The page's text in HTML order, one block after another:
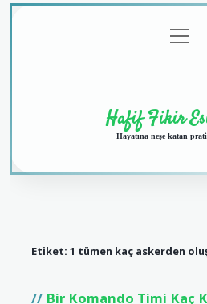
menüyü
aç
Hafif Fikir
Hayatına neşe katan
Etiket: 1 tümen kaç askerden
Bir Komando Timi Kaç